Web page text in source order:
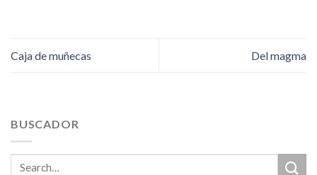
Caja de muñecas Del magma
BUSCADOR